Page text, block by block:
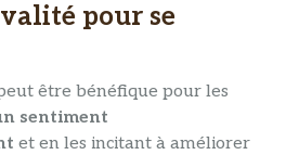
pour se
être bénéfique pour les
sentiment
et en les incitant à améliorer